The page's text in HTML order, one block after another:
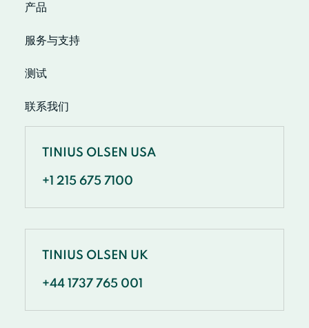
产品
服务与支持
测试
联系我们
TINIUS OLSEN USA
+1 215 675 7100
TINIUS OLSEN UK
+44 1737 765 001